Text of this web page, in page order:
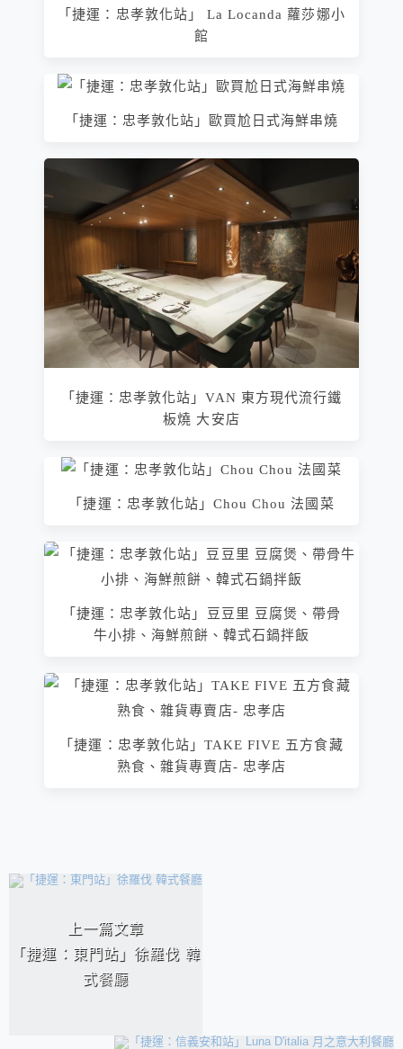
「捷運：忠孝敦化站」 La Locanda 蘿莎娜小
館
「捷運：忠孝敦化站」歐買尬日式海鮮串燒
「捷運：忠孝敦化站」VAN 東方現代流行鐵
板燒 大安店
「捷運：忠孝敦化站」Chou Chou 法國菜
「捷運：忠孝敦化站」豆豆里 豆腐煲、帶骨
牛小排、海鮮煎餅、韓式石鍋拌飯
「捷運：忠孝敦化站」TAKE FIVE 五方食藏
熟食、雜貨專賣店- 忠孝店
相連文章
上一篇文章
「捷運：東門站」徐羅伐 韓
式餐廳